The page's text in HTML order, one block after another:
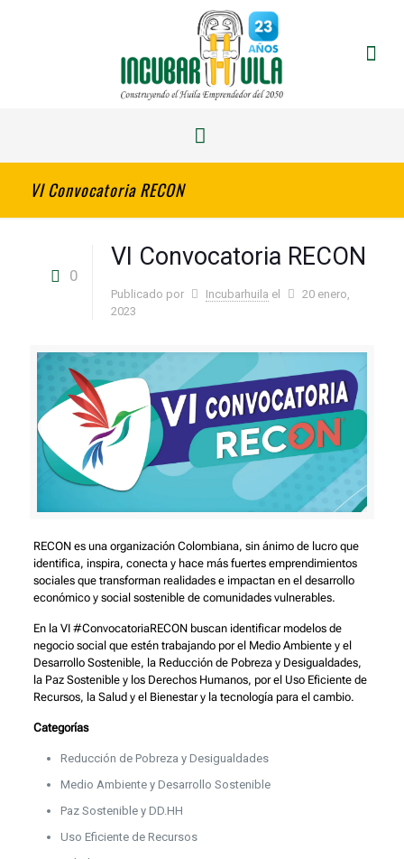
VI Convocatoria RECON
0
VI Convocatoria RECON
Publicado por Incubarhuila el
20 enero,
2023
RECON es una organización Colombiana, sin ánimo de lucro que
identifica, inspira, conecta y hace más fuertes emprendimientos
sociales que transforman realidades e impactan en el desarrollo
económico y social sostenible de comunidades vulnerables.
En la VI #ConvocatoriaRECON buscan identificar modelos de
negocio social que estén trabajando por el Medio Ambiente y el
Desarrollo Sostenible, la Reducción de Pobreza y Desigualdades,
la Paz Sostenible y los Derechos Humanos, por el Uso Eficiente de
Recursos, la Salud y el Bienestar y la tecnología para el cambio.
Categorías
Reducción de Pobreza y Desigualdades
Medio Ambiente y Desarrollo Sostenible
Paz Sostenible y DD.HH
Uso Eficiente de Recursos